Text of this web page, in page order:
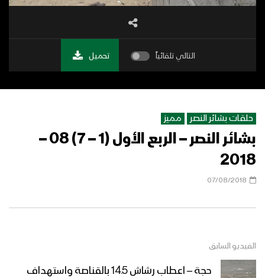
التالي تلقائياً تحميل
حلقات بشائر النصر مميز
بشائر النصر – الربع الأول (1 – 7) 08 –
2018
07/08/2018
الفيديو السابق
حجة – اعطاب رشاش 14.5 بالقناصة واستهداف